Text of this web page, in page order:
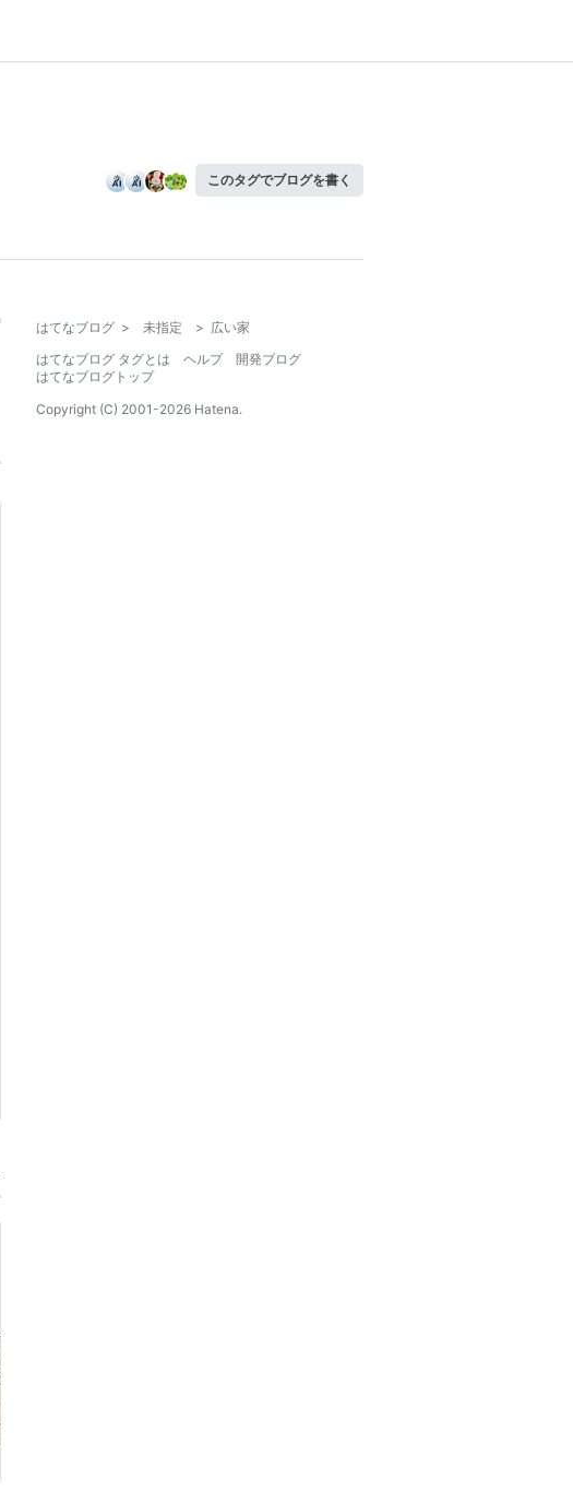
このタグでブログを書く
はてなブログ > 未指定 > 広い家
はてなブログ タグとは
ヘルプ
開発ブログ
はてなブログトップ
Copyright (C) 2001-2026 Hatena.